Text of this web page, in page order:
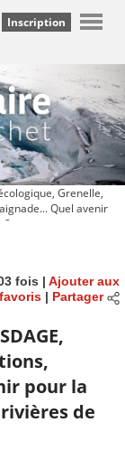
Inscription
Grenelle,
Quel avenir
?
fois | Ajouter aux
favoris| Partager
pour la
de